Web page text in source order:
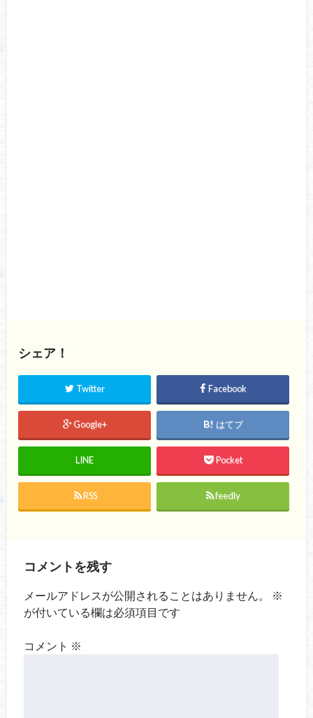
シェア！
Twitter Facebook
Google+ はてブ
LINE Pocket
RSS feedly
コメントを残す
メールアドレスが公開されることはありません。
※
が付いている欄は必須項目です
コメント ※